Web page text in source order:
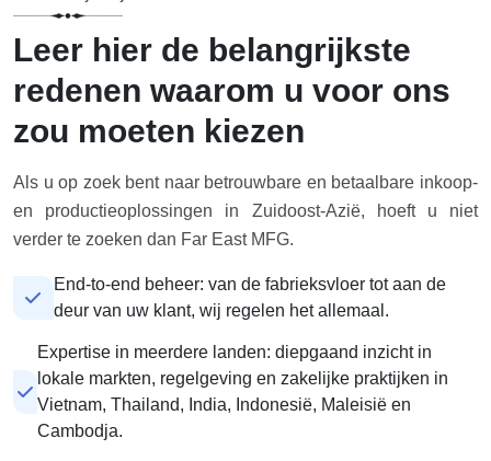
Leer hier de belangrijkste
redenen waarom u voor ons
zou moeten kiezen
Als u op zoek bent naar betrouwbare en betaalbare inkoop-
en productieoplossingen in Zuidoost-Azië, hoeft u niet
verder te zoeken dan Far East MFG.
End-to-end beheer: van de fabrieksvloer tot aan de
deur van uw klant, wij regelen het allemaal.
Expertise in meerdere landen: diepgaand inzicht in
lokale markten, regelgeving en zakelijke praktijken in
Vietnam, Thailand, India, Indonesië, Maleisië en
Cambodja.